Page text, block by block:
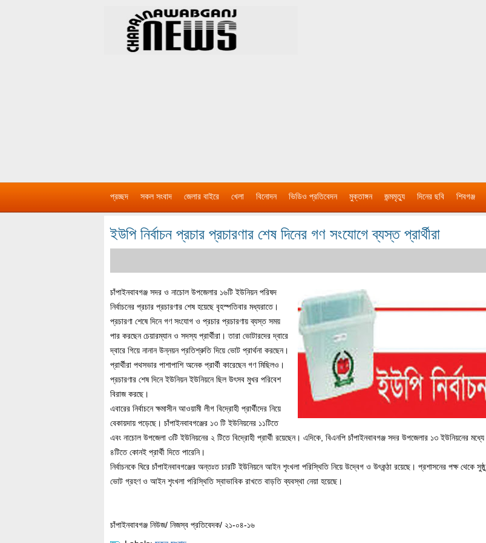
প্রচ্ছদ সকল সংবাদ জেলার বাইরে খেলা বিনোদন ভিডিও প্রতিবেদন মুক্তাঙ্গন জন্মমৃত্যু দিনের ছবি শিবগঞ্জ
ইউপি নির্বাচন প্রচার প্রচারণার শেষ দিনের গণ সংযোগে ব্যস্ত প্রার্থীরা
চাঁপাইনবাবগঞ্জ সদর ও নাচোল উপজেলার ১৬টি ইউনিয়ন পরিষদ
নির্বাচনের প্রচার প্রচারণার শেষ হয়েছে বৃহস্পতিবার মধ্যরাতে।
প্রচারণা শেষে দিনে গণ সংযোগ ও প্রচার প্রচারণায় ব্যস্ত সময়
পার করছেন চেয়ারম্যান ও সদস্য প্রার্থীরা। তারা ভোটারদের দ্বারে
দ্বারে গিয়ে নানান উন্নয়ন প্রতিশ্রুতি দিয়ে ভোট প্রার্থনা করছেন।
প্রার্থীরা পথসভার পাশাপাশি অনেক প্রার্থী কারেছেন গণ মিছিলও।
প্রচারণার শেষ দিনে ইউনিয়ন ইউনিয়নে ছিল উৎসব মুখর পরিবেশ
বিরাজ করছে।
এবারের নির্বাচনে ক্ষমাসীন আওয়ামী লীগ বিদ্রোহী প্রার্থীদের নিয়ে
বেকায়দায় পড়েছে। চাঁপাইনবাবগঞ্জের ১৩ টি ইউনিয়নের ১১টিতে
এবং নাচোল উপজেলা ৩টি ইউনিয়নের ২ টিতে বিদ্রোহী প্রার্থী রয়েছেন। এদিকে, বিএনপি চাঁপাইনবাবগঞ্জ সদর উপজেলার ১৩ ইউনিয়নের মধ্যে
৪টিতে কোনই প্রার্থী দিতে পারেনি।
নির্বাচনকে ঘিরে চাঁপাইনবাবগঞ্জের অন্তঃত চারটি ইউনিয়নে আইন শৃংখলা পরিস্থিতি নিয়ে উদ্বেগ ও উৎকন্ঠা রয়েছে। প্রশাসনের পক্ষ থেকে সুষ্ঠু
ভোট গ্রহণ ও আইন শৃংখলা পরিস্থিতি স্বাভাবিক রাখতে বাড়তি ব্যবস্থা নেয়া হয়েছে।
চাঁপাইনবাবগঞ্জ নিউজ/ নিজস্ব প্রতিবেদক/ ২১-০৪-১৬